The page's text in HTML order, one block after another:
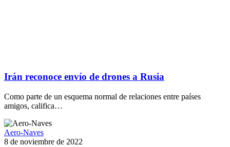
Irán reconoce envío de drones a Rusia
Como parte de un esquema normal de relaciones entre países
amigos, califica…
Aero-Naves
8 de noviembre de 2022